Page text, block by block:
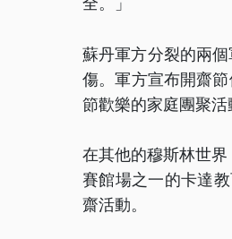
蘇丹軍方分裂的兩
傷。軍方宣布開齋
節歡樂的家庭團聚活
在其他的穆斯林世
賽館場之一的卡達
齋活動。